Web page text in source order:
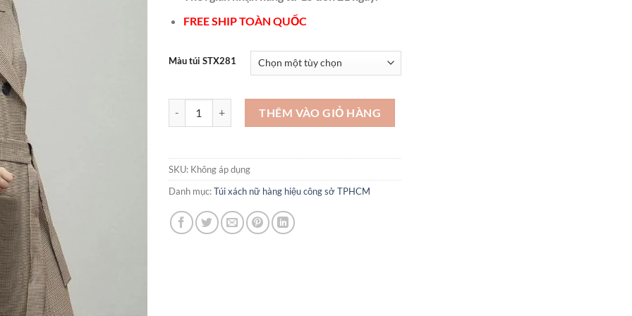
FREE SHIP TOÀN QUỐC
Màu túi STX281
Túi xách nữ thời trang vân cá sấu -STX281 số lượng
THÊM VÀO GIỎ HÀNG
SKU: Không áp dụng
Danh mục:Túi xách nữ hàng hiệu công sở TPHCM